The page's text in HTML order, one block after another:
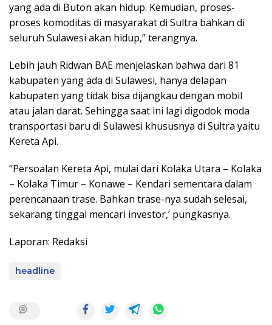
yang ada di Buton akan hidup. Kemudian, proses-
proses komoditas di masyarakat di Sultra bahkan di
seluruh Sulawesi akan hidup,” terangnya.
Lebih jauh Ridwan BAE menjelaskan bahwa dari 81
kabupaten yang ada di Sulawesi, hanya delapan
kabupaten yang tidak bisa dijangkau dengan mobil
atau jalan darat. Sehingga saat ini lagi digodok moda
transportasi baru di Sulawesi khususnya di Sultra yaitu
Kereta Api.
“Persoalan Kereta Api, mulai dari Kolaka Utara – Kolaka
– Kolaka Timur – Konawe – Kendari sementara dalam
perencanaan trase. Bahkan trase-nya sudah selesai,
sekarang tinggal mencari investor,’ pungkasnya.
Laporan: Redaksi
headline